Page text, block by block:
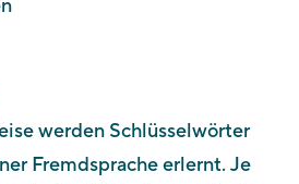
werden Schlüsselwörter
Fremdsprache erlernt. Je